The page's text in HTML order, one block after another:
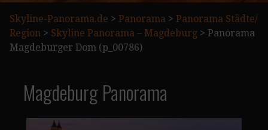
Skyline-Panorama.de > Panorama > Panorama Städte/
Region > Skyline Panorama – Magdeburg > Panorama
Magdeburger Dom (p_00786)
Magdeburg Panorama